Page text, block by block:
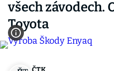
všech závodech.
Toyota